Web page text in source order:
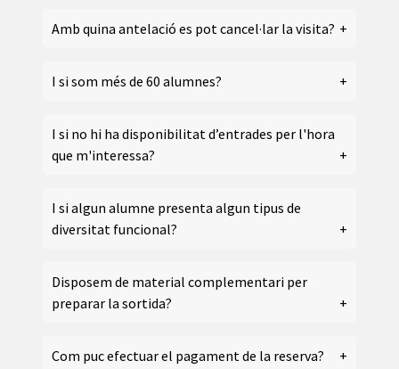
Amb quina antelació es pot cancel·lar la visita?
I si som més de 60 alumnes?
I si no hi ha disponibilitat d’entrades per l'hora
que m'interessa?
I si algun alumne presenta algun tipus de
diversitat funcional?
Disposem de material complementari per
preparar la sortida?
Com puc efectuar el pagament de la reserva?